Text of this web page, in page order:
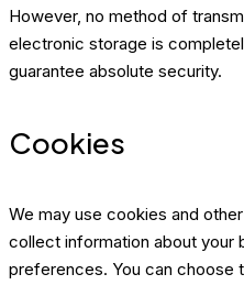
However, no method of
electronic storage is
guarantee absolute security.
Cookies
We may use cookies and
collect information about your
preferences. You can choose